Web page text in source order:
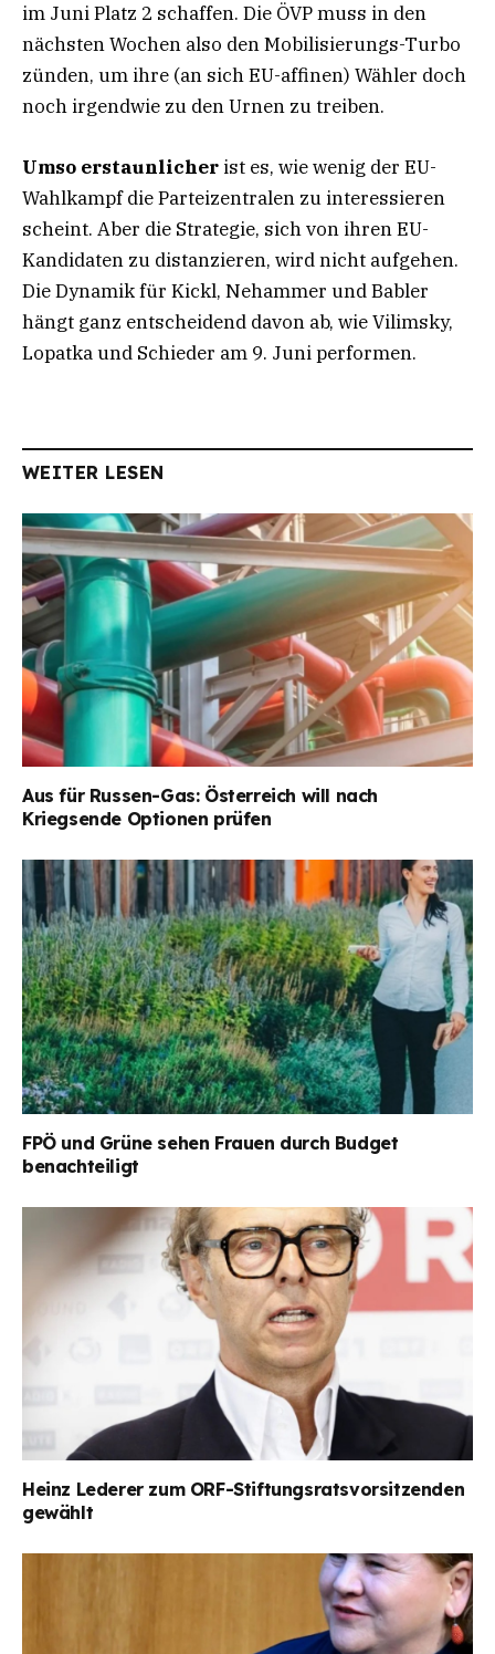
im Juni Platz 2 schaffen. Die ÖVP muss in den
nächsten Wochen also den Mobilisierungs-Turbo
zünden, um ihre (an sich EU-affinen) Wähler doch
noch irgendwie zu den Urnen zu treiben.
Umso erstaunlicher ist es, wie wenig der EU-
Wahlkampf die Parteizentralen zu interessieren
scheint. Aber die Strategie, sich von ihren EU-
Kandidaten zu distanzieren, wird nicht aufgehen.
Die Dynamik für Kickl, Nehammer und Babler
hängt ganz entscheidend davon ab, wie Vilimsky,
Lopatka und Schieder am 9. Juni performen.
WEITER LESEN
Aus für Russen-Gas: Österreich will nach
Kriegsende Optionen prüfen
FPÖ und Grüne sehen Frauen durch Budget
benachteiligt
Heinz Lederer zum ORF-Stiftungsratsvorsitzenden
gewählt